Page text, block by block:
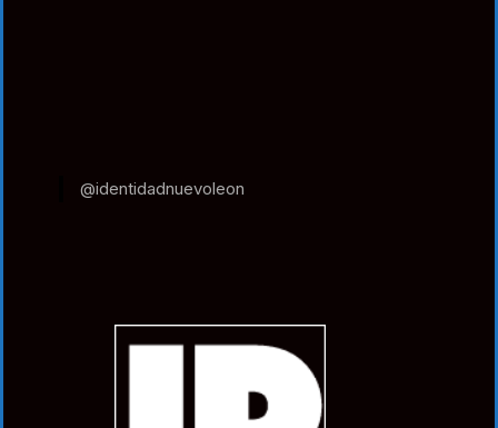
@identidadnuevoleon